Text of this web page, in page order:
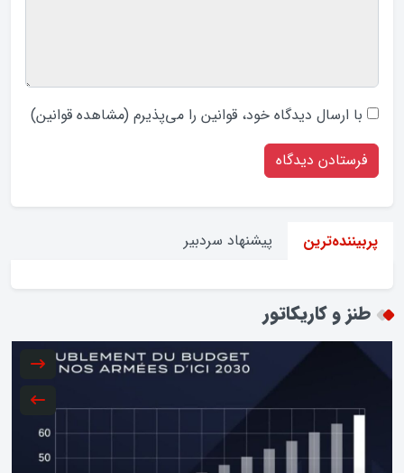
با ارسال دیدگاه‌ خود، قوانین را می‌پذیرم (مشاهده قوانین)
پربیننده‌ترین پیشنهاد سردبیر
طنز و کاریکاتور